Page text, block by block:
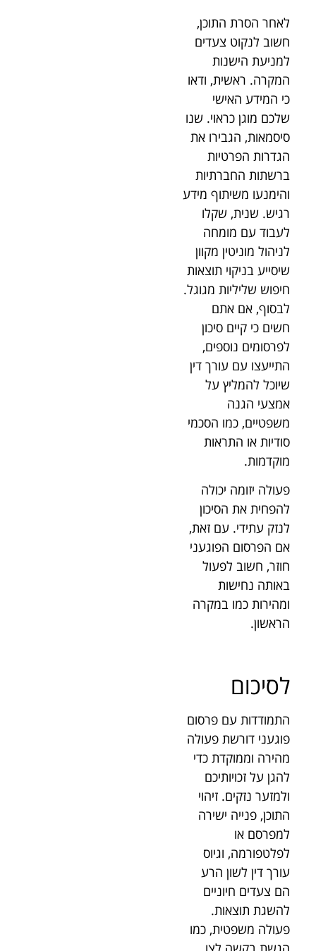
לאחר הסרת התוכן,
חשוב לנקוט צעדים
למניעת הישנות
המקרה. ראשית, ודאו
כי המידע האישי
שלכם מוגן כראוי. שנו
סיסמאות, הגבירו את
הגדרות הפרטיות
ברשתות החברתיות
והימנעו משיתוף מידע
רגיש. שנית, שקלו
לעבוד עם מומחה
לניהול מוניטין מקוון
שיסייע בניקוי תוצאות
חיפוש שליליות מגוגל.
לבסוף, אם אתם
חשים כי קיים סיכון
לפרסומים נוספים,
התייעצו עם עורך דין
שיוכל להמליץ על
אמצעי הגנה
משפטיים, כמו הסכמי
סודיות או התראות
מוקדמות.
פעולה יזומה יכולה
להפחית את הסיכון
לנזק עתידי. עם זאת,
אם הפרסום הפוגעני
חוזר, חשוב לפעול
באותה נחישות
ומהירות כמו במקרה
הראשון.
לסיכום
התמודדות עם פרסום
פוגעני דורשת פעולה
מהירה וממוקדת כדי
להגן על זכויותיכם
ולמזער נזקים. זיהוי
התוכן, פנייה ישירה
למפרסם או
לפלטפורמה, וגיוס
עורך דין לשון הרע
הם צעדים חיוניים
להשגת תוצאות.
פעולה משפטית, כמו